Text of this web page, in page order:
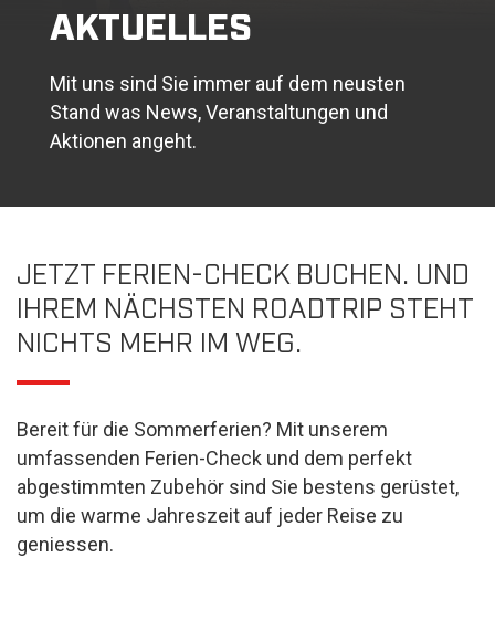
AKTUELLES
Mit uns sind Sie immer auf dem neusten
Stand was News, Veranstaltungen und
Aktionen angeht.
JETZT FERIEN-CHECK BUCHEN. UND
IHREM NÄCHSTEN ROADTRIP STEHT
NICHTS MEHR IM WEG.
Bereit für die Sommerferien? Mit unserem
umfassenden Ferien-Check und dem perfekt
abgestimmten Zubehör sind Sie bestens gerüstet,
um die warme Jahreszeit auf jeder Reise zu
geniessen.